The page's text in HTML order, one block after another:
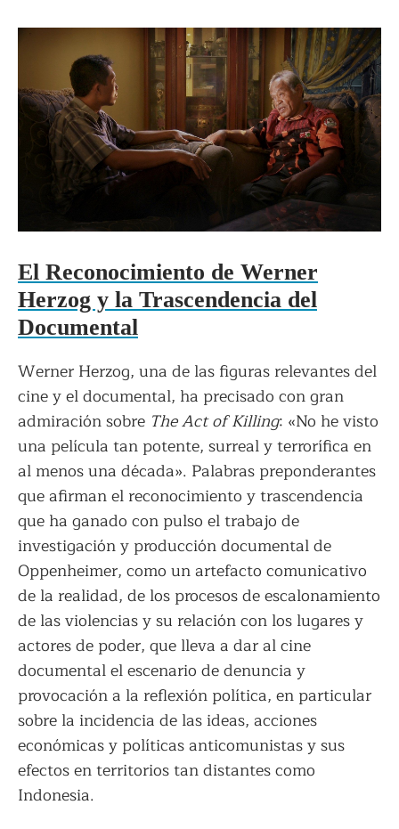
El Reconocimiento de Werner
Herzog y la Trascendencia del
Documental
Werner Herzog, una de las figuras relevantes del
cine y el documental, ha precisado con gran
admiración sobre The Act of Killing: «No he visto
una película tan potente, surreal y terrorífica en
al menos una década». Palabras preponderantes
que afirman el reconocimiento y trascendencia
que ha ganado con pulso el trabajo de
investigación y producción documental de
Oppenheimer, como un artefacto comunicativo
de la realidad, de los procesos de escalonamiento
de las violencias y su relación con los lugares y
actores de poder, que lleva a dar al cine
documental el escenario de denuncia y
provocación a la reflexión política, en particular
sobre la incidencia de las ideas, acciones
económicas y políticas anticomunistas y sus
efectos en territorios tan distantes como
Indonesia.